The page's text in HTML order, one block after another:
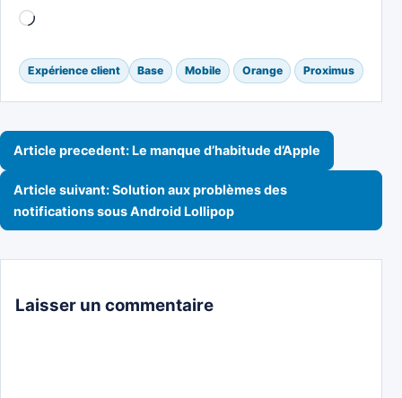
Chargement…
Expérience client Base Mobile Orange Proximus
Navigation de l’article
Article precedent: Le manque d’habitude d’Apple
Article suivant: Solution aux problèmes des
notifications sous Android Lollipop
Laisser un commentaire